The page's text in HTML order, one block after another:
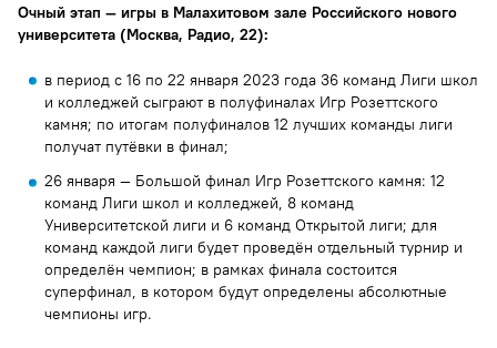
Очный этап — игры в Малахитовом зале Российского нового
университета (Москва, Радио, 22):
в период с 16 по 22 января 2023 года 36 команд Лиги школ
и колледжей сыграют в полуфиналах Игр Розеттского
камня; по итогам полуфиналов 12 лучших команды лиги
получат путёвки в финал;
26 января — Большой финал Игр Розеттского камня: 12
команд Лиги школ и колледжей, 8 команд
Университетской лиги и 6 команд Открытой лиги; для
команд каждой лиги будет проведён отдельный турнир и
определён чемпион; в рамках финала состоится
суперфинал, в котором будут определены абсолютные
чемпионы игр.